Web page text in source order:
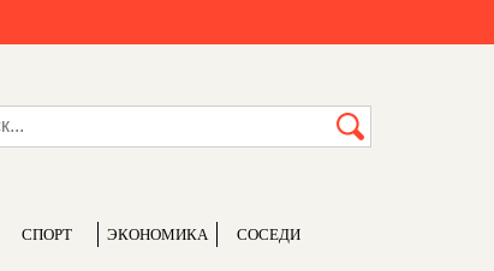
СПОРТ ЭКОНОМИКА СОСЕДИ